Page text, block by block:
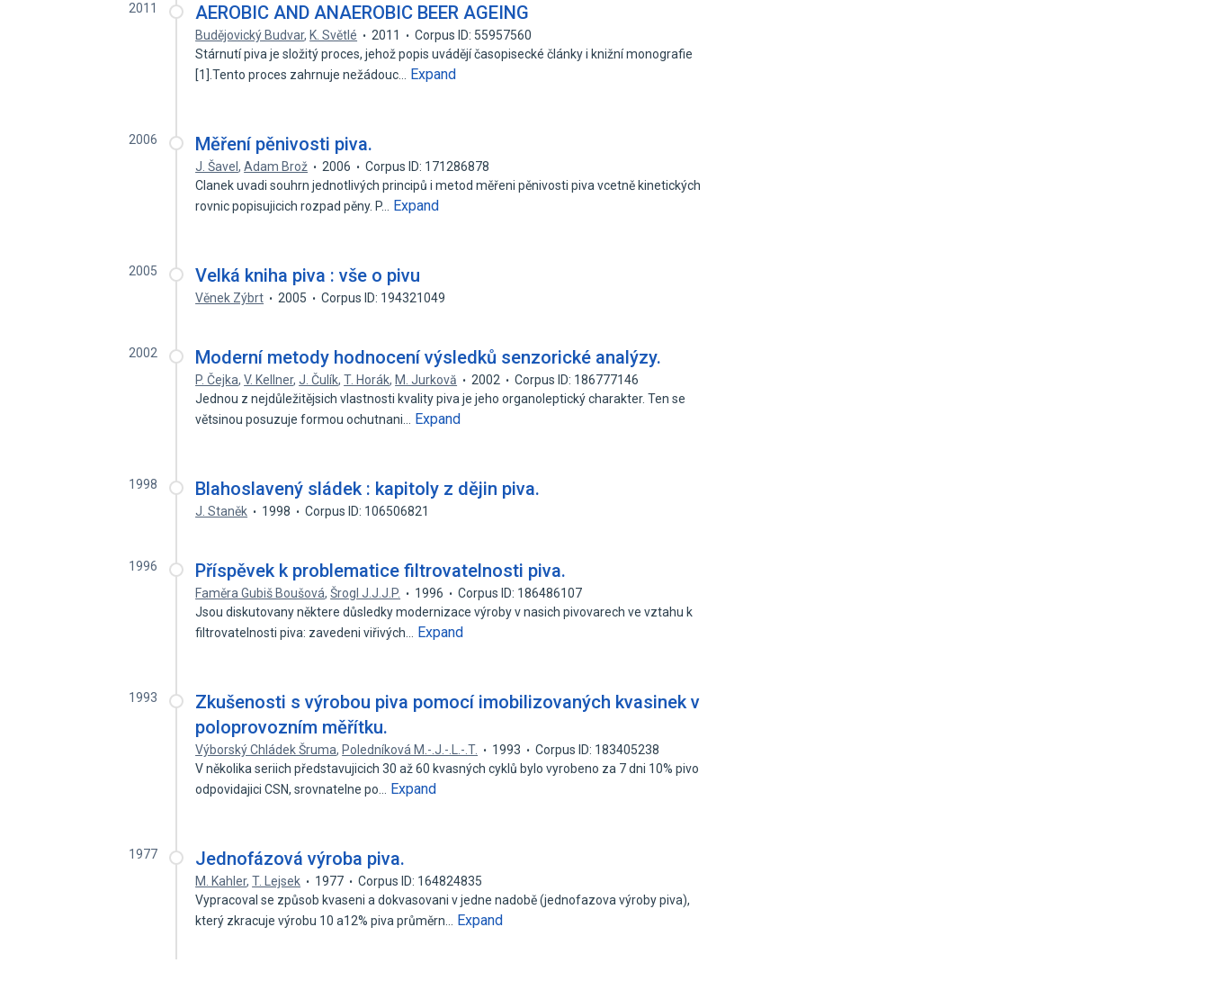
2011 AEROBIC AND ANAEROBIC BEER AGEING
Budějovický Budvar, K. Světlé 2011
Corpus ID: 55957560
Stárnutí piva je složitý proces, jehož popis uvádějí časopisecké články i knižní monografie
[1].Tento proces zahrnuje nežádouc…
Expand
2006 Měření pěnivosti piva.
J. Šavel,Adam Brož 2006
Corpus ID: 171286878
Clanek uvadi souhrn jednotlivých principů i metod měřeni pěnivosti piva vcetně kinetických
rovnic popisujicich rozpad pěny. P…
Expand
2005 Velká kniha piva : vše o pivu
Věnek Zýbrt 2005 Corpus ID: 194321049
2002 Moderní metody hodnocení výsledků senzorické analýzy.
P. Čejka,V. Kellner,J. Čulík,T. Horák, M. Jurkovă 2002
Corpus ID: 186777146
Jednou z nejdůležitějsich vlastnosti kvality piva je jeho organoleptický charakter. Ten se
větsinou posuzuje formou ochutnani…
Expand
1998 Blahoslavený sládek : kapitoly z dějin piva.
J. Staněk 1998 Corpus ID: 106506821
1996 Příspěvek k problematice filtrovatelnosti piva.
Faměra Gubiš Boušová,Šrogl J.J.J.P. 1996
Corpus ID: 186486107
Jsou diskutovany některe důsledky modernizace výroby v nasich pivovarech ve vztahu k
filtrovatelnosti piva: zavedeni viřivých…
Expand
1993
Zkušenosti s výrobou piva pomocí imobilizovaných kvasinek v
poloprovozním měřítku.
Výborský Chládek Šruma, Poledníková M.-.J.-.L.-.T. 1993
Corpus ID: 183405238
V několika seriich představujicich 30 až 60 kvasných cyklů bylo vyrobeno za 7 dni 10% pivo
odpovidajici CSN, srovnatelne po…
Expand
1977 Jednofázová výroba piva.
M. Kahler,T. Lejsek 1977
Corpus ID: 164824835
Vypracoval se způsob kvaseni a dokvasovani v jedne nadobě (jednofazova výroby piva),
který zkracuje výrobu 10 a12% piva průměrn…
Expand